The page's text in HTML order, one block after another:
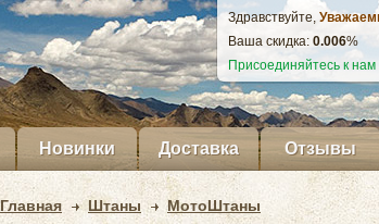
Здравствуйте,
Ваша скидка: 0.007%
Присоединяйтесь к нам
Новинки Доставка Отзывы
Главная Штаны МотоШтаны